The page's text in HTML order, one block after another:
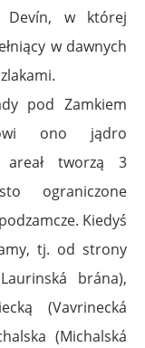
Devín, w której
w dawnych
pod Zamkiem
ono jądro
areał tworzą 3
ograniczone
Kiedyś
tj. od strony
brána),
(Vavrinecká
(Michalská